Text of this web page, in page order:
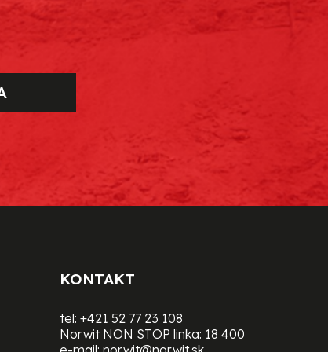
KONTAKT
tel: +421 52 77 23 108
Norwit NON STOP linka: 18 400